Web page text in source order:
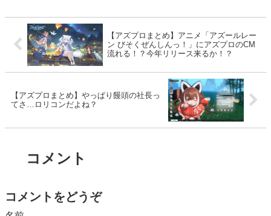
【アズプロまとめ】アニメ「アズールレー
ン びそくぜんしんっ！」にアズプロのCM
流れる！？今年リリース来るか！？
【アズプロまとめ】やっぱり饅頭の社長っ
てさ…ロリコンだよね？
コメント
コメントをどうぞ